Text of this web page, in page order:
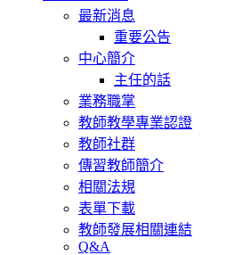
最新消息
重要公告
中心簡介
主任的話
業務職掌
教師教學專業認證
教師社群
傳習教師簡介
相關法規
表單下載
教師發展相關連結
Q&A